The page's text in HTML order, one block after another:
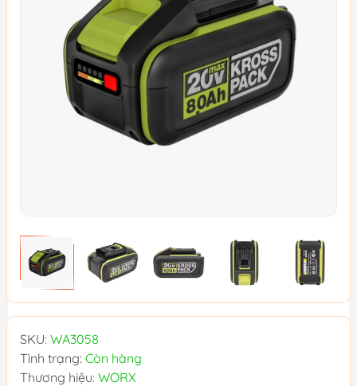
SKU: WA3058
Tình trạng: Còn hàng
Thương hiệu: WORX